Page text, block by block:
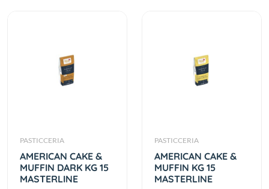
PASTICCERIA
AMERICAN CAKE &
MUFFIN DARK KG 15
MASTERLINE
PASTICCERIA
AMERICAN CAKE &
MUFFIN KG 15
MASTERLINE